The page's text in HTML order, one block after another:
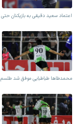
اعتماد سعید دقیقی به بازیکنان
محمدطاها طباطبایی موفق شد طلسم